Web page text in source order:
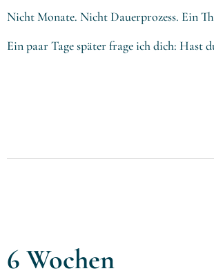
Nicht Monate. Nicht Dauerprozess. Ein
Ein paar Tage später frage ich dich: Hast
6 Wochen